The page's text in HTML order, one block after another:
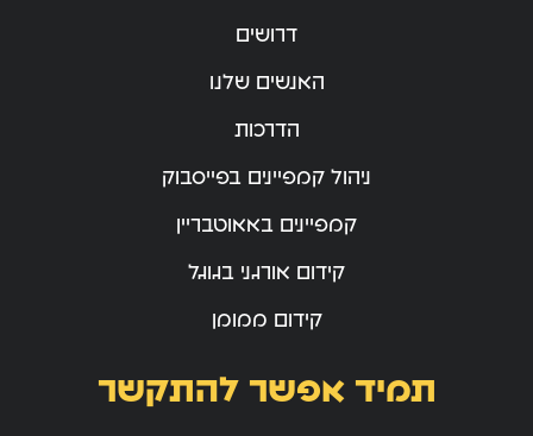
דרושים
האנשים שלנו
הדרכות
ניהול קמפיינים בפייסבוק
קמפיינים באאוטבריין
קידום אורגני בגוגל
קידום ממומן
תמיד אפשר להתקשר